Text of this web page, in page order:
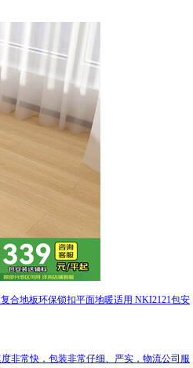
合地板环保锁扣平面地暖适用 NKI2121包安
非常快，包装非常仔细、严实，物流公司服